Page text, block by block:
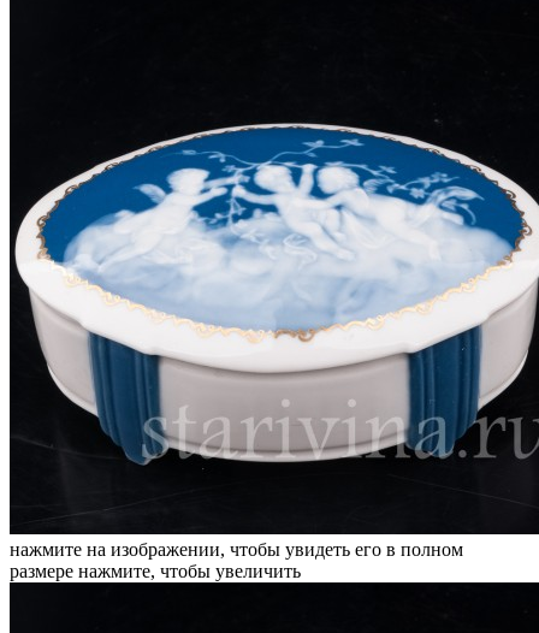
нажмите на изображении, чтобы увидеть его в полном
размере нажмите, чтобы увеличить